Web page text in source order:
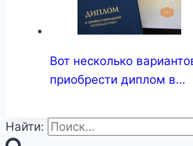
Вот несколько
приобрести диплом в…
Найти: